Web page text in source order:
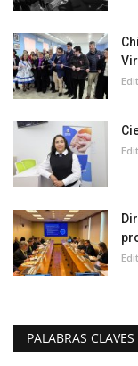
PALABRAS CLAVES